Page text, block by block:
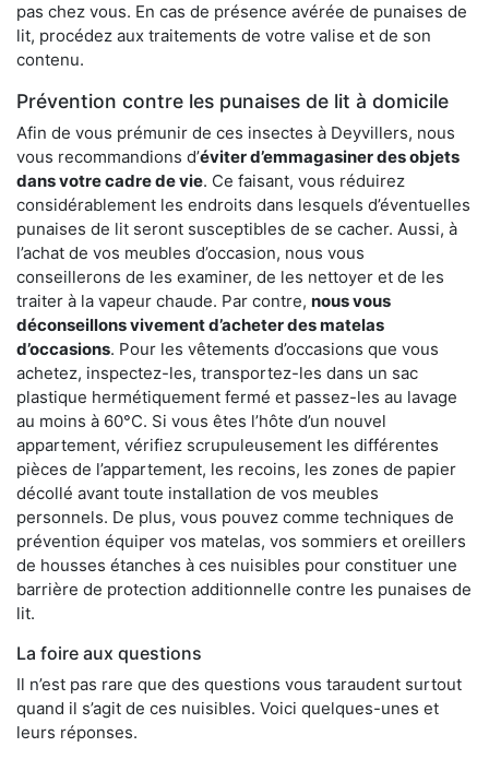
pas chez vous. En cas de présence avérée de punaises de
lit, procédez aux traitements de votre valise et de son
contenu.
Prévention contre les punaises de lit à domicile
Afin de vous prémunir de ces insectes à Deyvillers, nous
vous recommandions d’éviter d’emmagasiner des objets
dans votre cadre de vie. Ce faisant, vous réduirez
considérablement les endroits dans lesquels d’éventuelles
punaises de lit seront susceptibles de se cacher. Aussi, à
l’achat de vos meubles d’occasion, nous vous
conseillerons de les examiner, de les nettoyer et de les
traiter à la vapeur chaude. Par contre, nous vous
déconseillons vivement d’acheter des matelas
d’occasions. Pour les vêtements d’occasions que vous
achetez, inspectez-les, transportez-les dans un sac
plastique hermétiquement fermé et passez-les au lavage
au moins à 60°C. Si vous êtes l’hôte d’un nouvel
appartement, vérifiez scrupuleusement les différentes
pièces de l’appartement, les recoins, les zones de papier
décollé avant toute installation de vos meubles
personnels. De plus, vous pouvez comme techniques de
prévention équiper vos matelas, vos sommiers et oreillers
de housses étanches à ces nuisibles pour constituer une
barrière de protection additionnelle contre les punaises de
lit.
La foire aux questions
Il n’est pas rare que des questions vous taraudent surtout
quand il s’agit de ces nuisibles. Voici quelques-unes et
leurs réponses.